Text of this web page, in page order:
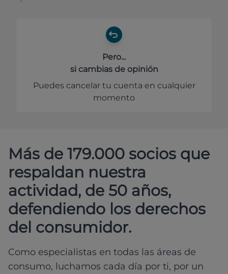
Pero...
si cambias de opinión
Puedes cancelar tu cuenta en cualquier
momento
Más de 179.000 socios que
respaldan nuestra
actividad, de 50 años,
defendiendo los derechos
del consumidor.
Como especialistas en todas las áreas de
consumo, luchamos cada día por ti, por un